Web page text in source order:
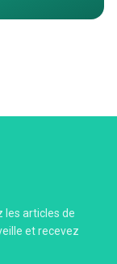
les articles de
et recevez